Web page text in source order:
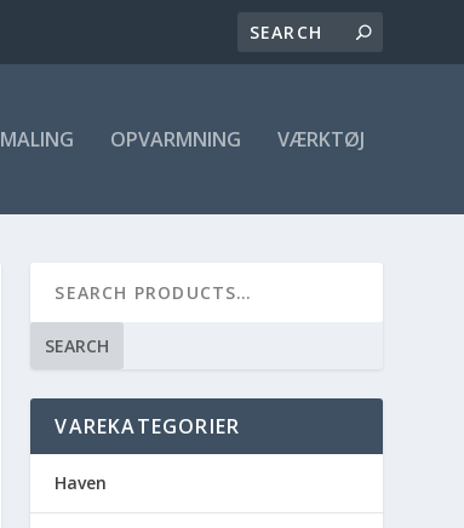
MALING OPVARMNING VÆRKTØJ
SEARCH
VAREKATEGORIER
Haven